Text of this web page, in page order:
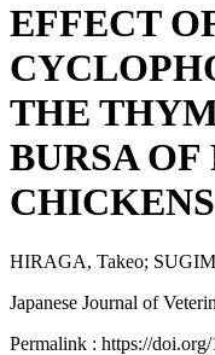
EFFECT
THE
BURSA
CHICKENS
HIRAGA, Takeo;
Japanese Journal of
Permalink : https://